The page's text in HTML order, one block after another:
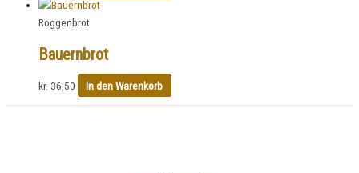
Roggenbrot
Bauernbrot
kr. 36,50 In den Warenkorb